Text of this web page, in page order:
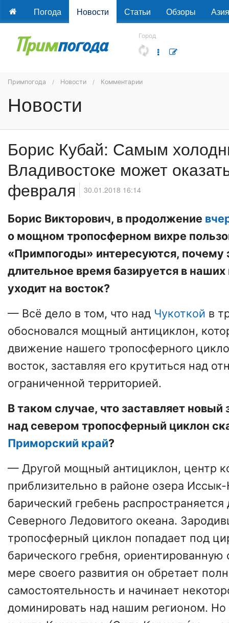
Погода Новости Статьи Обзоры Азия
Город
Примпогода Новости Комментарии
Новости
Борис Кубай: Самым
Владивостоке может
февраля
30.01.2018 16:14
Борис Викторович, в продолжение
о мощном тропосферном вихре
«Примпогоды» интересуются, почему
длительное время базируется в
уходит на восток?
— Всё дело в том, что над Чукоткой в
обосновался мощный антициклон,
движение нашего тропосферного
восток, заставляя его крутиться над
ограниченной территорией.
В таком случае, что заставляет
над севером тропосферный циклон
Приморский край?
— Другой мощный антициклон, центр
приблизительно в районе озера Иссык-
барический гребень распространяется
Северного Ледовитого океана.
тропосферный циклон попадает под
барического гребня, ориентированную
мере своего развития он обретает
самостоятельность и начинает
доминировать над нашим регионом.